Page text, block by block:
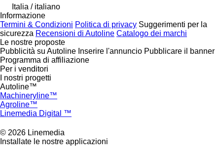
Italia / italiano
Informazione
Termini & Condizioni Politica di privacy Suggerimenti per la
sicurezza Recensioni di Autoline Catalogo dei marchi
Le nostre proposte
Pubblicità su Autoline Inserire l'annuncio Pubblicare il banner
Programma di affiliazione
Per i venditori
I nostri progetti
Autoline™
Machineryline™
Agroline™
Linemedia Digital ™
© 2026 Linemedia
Installate le nostre applicazioni